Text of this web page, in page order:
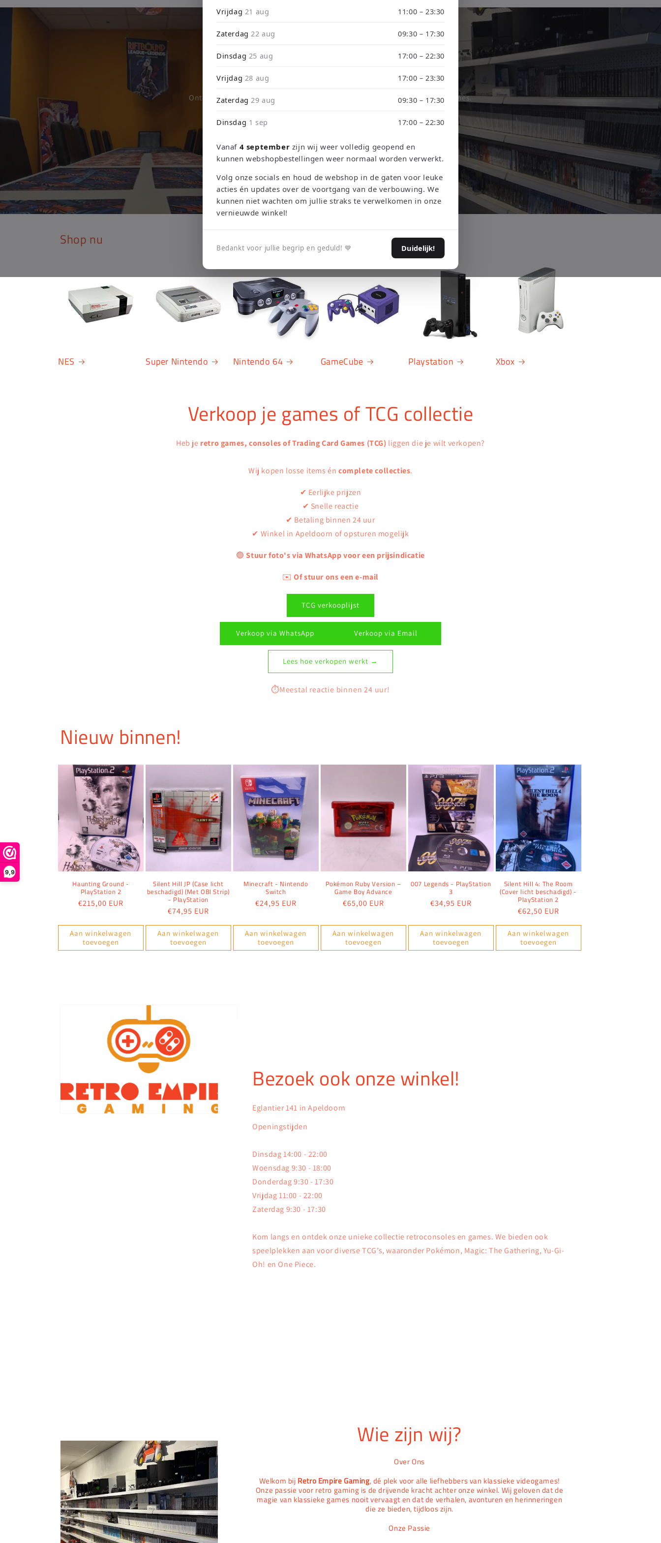
9,9
i
Retro Games, Consoles & TCG
Ontdek onze collectie retro games, refurbished consoles en trading card games.
Games & Consoles Trading Card Games
TCG Events
Shop nu
NES Super Nintendo Nintendo 64 GameCube Playstation Xbox
Verkoop je games of TCG collectie
Heb je retro games, consoles of Trading Card Games (TCG) liggen die je wilt verkopen?
Wij kopen losse items én complete collecties.
✔ Eerlijke prijzen
✔ Snelle reactie
✔ Betaling binnen 24 uur
✔ Winkel in Apeldoorn of opsturen mogelijk
🟢Stuur foto's via WhatsApp voor een prijsindicatie
✉️Of stuur ons een e-mail
TCG verkooplijst
Verkoop via WhatsApp Verkoop via Email
Lees hoe verkopen werkt →
⏱️Meestal reactie binnen 24 uur!
Nieuw binnen!
Haunting Ground -
PlayStation 2
Normale
€215,00 EUR
Aan winkelwagen
toevoegen
Silent Hill JP (Case licht
beschadigd) (Met OBI Strip)
- PlayStation
Normale
€74,95 EUR
Aan winkelwagen
toevoegen
Minecraft - Nintendo
Switch
Normale
€24,95 EUR
Aan winkelwagen
toevoegen
Pokémon Ruby Version –
Game Boy Advance
Normale
€65,00 EUR
Aan winkelwagen
toevoegen
007 Legends - PlayStation
3
Normale
€34,95 EUR
Aan winkelwagen
toevoegen
Silent Hill 4: The Room
(Cover licht beschadigd) -
PlayStation 2
Normale
€62,50 EUR
Aan winkelwagen
toevoegen
Bezoek ook onze winkel!
Eglantier 141 in Apeldoorn
Openingstijden
Dinsdag 14:00 - 22:00
Woensdag 9:30 - 18:00
Donderdag 9:30 - 17:30
Vrijdag 11:00 - 22:00
Zaterdag 9:30 - 17:30
Kom langs en ontdek onze unieke collectie retroconsoles en games. We bieden ook
speelplekken aan voor diverse TCG’s, waaronder Pokémon, Magic: The Gathering, Yu-Gi-
Oh! en One Piece.
Wie zijn wij?
Over Ons
Welkom bij Retro Empire Gaming, dé plek voor alle liefhebbers van klassieke videogames!
Onze passie voor retro gaming is de drijvende kracht achter onze winkel. Wij geloven dat de
magie van klassieke games nooit vervaagt en dat de verhalen, avonturen en herinneringen
die ze bieden, tijdloos zijn.
Onze Passie
Vrijdag 21 aug 11:00 – 23:30
Zaterdag22 aug 09:30 – 17:30
Dinsdag 25 aug 17:00 – 22:30
Vrijdag 28 aug 17:00 – 23:30
Zaterdag29 aug 09:30 – 17:30
Dinsdag 1 sep 17:00 – 22:30
Vanaf 4 september zijn wij weer volledig geopend en
kunnen webshopbestellingen weer normaal worden verwerkt.
Volg onze socials en houd de webshop in de gaten voor leuke
acties én updates over de voortgang van de verbouwing. We
kunnen niet wachten om jullie straks te verwelkomen in onze
vernieuwde winkel!
Bedankt voor jullie begrip en geduld! 💙 Duidelijk!